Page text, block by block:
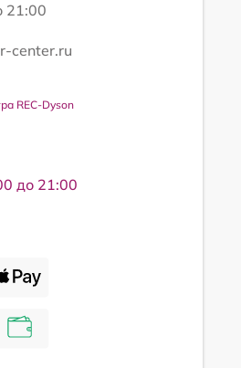
21:00
center.ru
REC-Dyson
до 21:00